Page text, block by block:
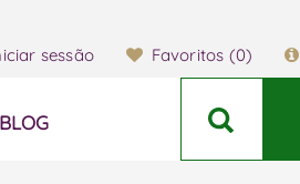
sessão Favoritos (0)
BLOG